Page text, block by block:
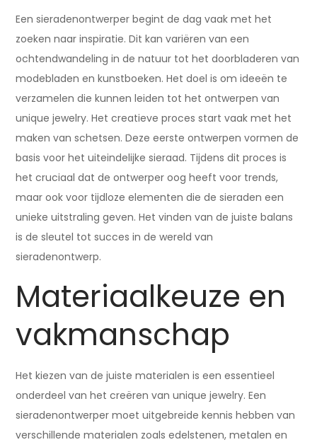
Een sieradenontwerper begint de dag vaak met het
zoeken naar inspiratie. Dit kan variëren van een
ochtendwandeling in de natuur tot het doorbladeren van
modebladen en kunstboeken. Het doel is om ideeën te
verzamelen die kunnen leiden tot het ontwerpen van
unique jewelry. Het creatieve proces start vaak met het
maken van schetsen. Deze eerste ontwerpen vormen de
basis voor het uiteindelijke sieraad. Tijdens dit proces is
het cruciaal dat de ontwerper oog heeft voor trends,
maar ook voor tijdloze elementen die de sieraden een
unieke uitstraling geven. Het vinden van de juiste balans
is de sleutel tot succes in de wereld van
sieradenontwerp.
Materiaalkeuze en
vakmanschap
Het kiezen van de juiste materialen is een essentieel
onderdeel van het creëren van unique jewelry. Een
sieradenontwerper moet uitgebreide kennis hebben van
verschillende materialen zoals edelstenen, metalen en